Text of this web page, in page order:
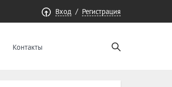
Вход / Регистрация
Контакты